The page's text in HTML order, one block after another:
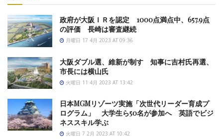
政府が大阪ＩＲを認定 1000点満点中、657.9点
の評価 長崎は審査継続
月曜日 17 4月 2023 AT 09:36
大阪ダブル選、維新が制す 知事に吉村氏再選、
市長には横山氏
火曜日 11 4月 2023 AT 13:42
日本MGMリゾーツ実施「次世代リーダー育成プ
ログラム」 大学生ら50名が参加へ 英語でビジ
ネススキル学ぶ
火曜日 7 2月 2023 AT 10:42